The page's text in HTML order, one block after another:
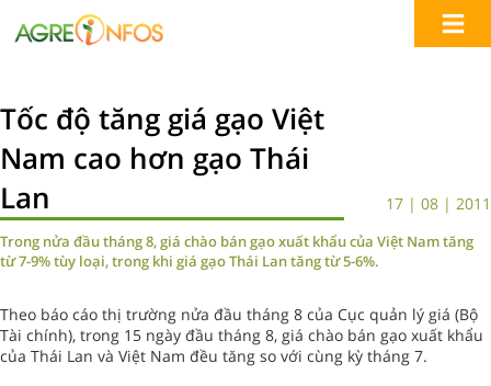
Tốc độ tăng giá gạo Việt
Nam cao hơn gạo Thái
Lan
17 | 08 | 2011
Trong nửa đầu tháng 8, giá chào bán gạo xuất khẩu của Việt Nam tăng
từ 7-9% tùy loại, trong khi giá gạo Thái Lan tăng từ 5-6%.
Theo báo cáo thị trường nửa đầu tháng 8 của Cục quản lý giá (Bộ
Tài chính), trong 15 ngày đầu tháng 8, giá chào bán gạo xuất khẩu
của Thái Lan và Việt Nam đều tăng so với cùng kỳ tháng 7.